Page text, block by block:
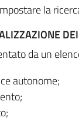
la
da un
autonome;